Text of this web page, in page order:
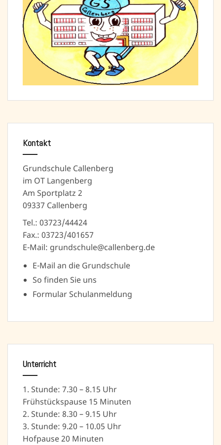
Kontakt
Grundschule Callenberg
im OT Langenberg
Am Sportplatz 2
09337 Callenberg
Tel.: 03723/44424
Fax.: 03723/401657
E-Mail: grundschule@callenberg.de
E-Mail an die Grundschule
So finden Sie uns
Formular Schulanmeldung
Unterricht
1. Stunde: 7.30 – 8.15 Uhr
Frühstückspause 15 Minuten
2. Stunde: 8.30 – 9.15 Uhr
3. Stunde: 9.20 – 10.05 Uhr
Hofpause 20 Minuten